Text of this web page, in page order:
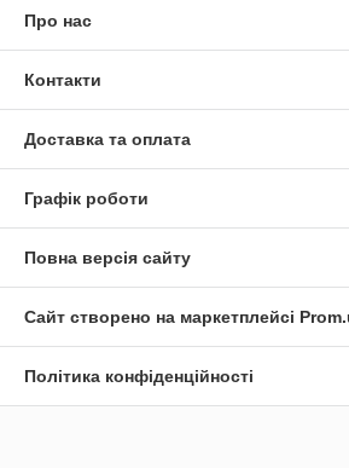
Про нас
Контакти
Доставка та оплата
Графік роботи
Повна версія сайту
Сайт створено на маркетплейсі
Політика конфіденційності